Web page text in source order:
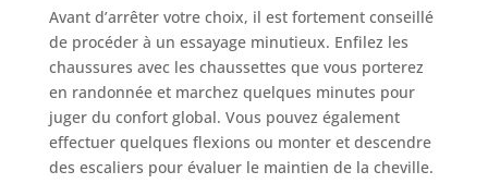
Avant d’arrêter votre choix, il est fortement conseillé
de procéder à un essayage minutieux. Enfilez les
chaussures avec les chaussettes que vous porterez
en randonnée et marchez quelques minutes pour
juger du confort global. Vous pouvez également
effectuer quelques flexions ou monter et descendre
des escaliers pour évaluer le maintien de la cheville.